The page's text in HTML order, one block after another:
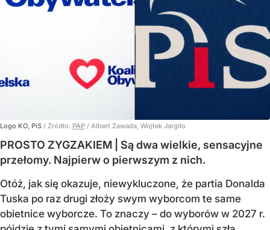
Logo KO, PiS / Źródło: PAP / Albert Zawada, Wojtek Jargiło
PROSTO ZYGZAKIEM | Są dwa wielkie, sensacyjne
przełomy. Najpierw o pierwszym z nich.
Otóż, jak się okazuje, niewykluczone, że partia Donalda
Tuska po raz drugi złoży swym wyborcom te same
obietnice wyborcze. To znaczy – do wyborów w 2027 r.